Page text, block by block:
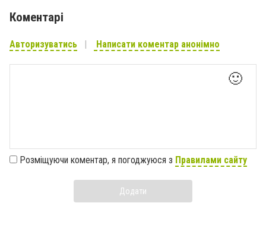
Коментарі
Авторизуватись Написати коментар анонімно
🙂
Розміщуючи коментар, я погоджуюся з Правилами сайту
Додати